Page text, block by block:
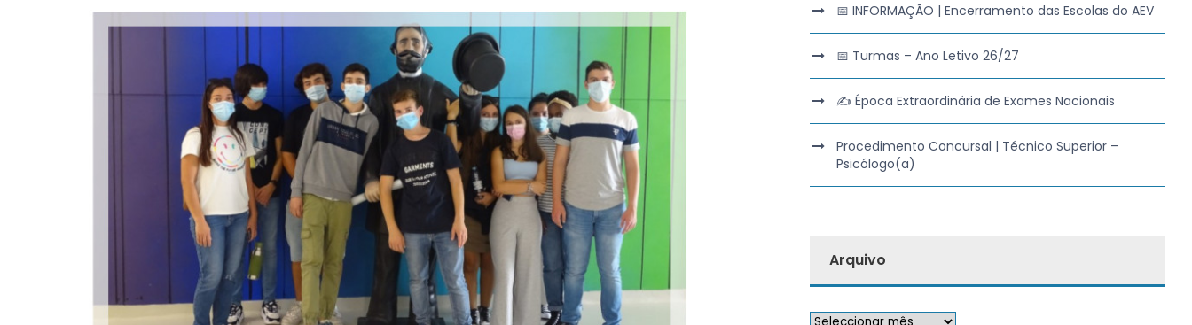
📅 INFORMAÇÃO | Encerramento das Escolas do AEV
📅 Turmas – Ano Letivo 26/27
✍️ Época Extraordinária de Exames Nacionais
Procedimento Concursal | Técnico Superior –
Psicólogo(a)
Arquivo